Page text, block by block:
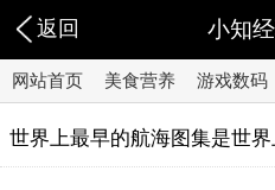
返回 小知
网站首页 美食营养 游戏数码
世界上最早的航海图集是世